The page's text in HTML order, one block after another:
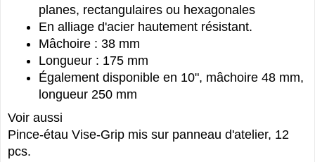
planes, rectangulaires ou hexagonales
En alliage d'acier hautement résistant.
Mâchoire : 38 mm
Longueur : 175 mm
Également disponible en 10", mâchoire 48 mm,
longueur 250 mm
Voir aussi
Pince-étau Vise-Grip mis sur panneau d'atelier, 12
pcs.